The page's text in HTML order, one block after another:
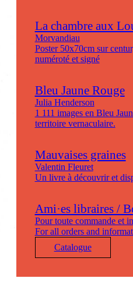
La chambre aux
Morvandiau
Poster 50x70cm sur
numéroté et signé
Bleu Jaune Rouge
Julia Henderson
1 111 images en Bleu
territoire vernaculaire.
Mauvaises graines
Valentin Fleuret
Un livre à découvrir et
Ami·es libraires /
Pour toute commande et
For all orders and
Catalogue